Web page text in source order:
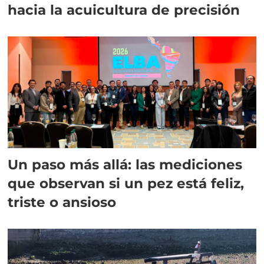
hacia la acuicultura de precisión
Un paso más allá: las mediciones
que observan si un pez está feliz,
triste o ansioso